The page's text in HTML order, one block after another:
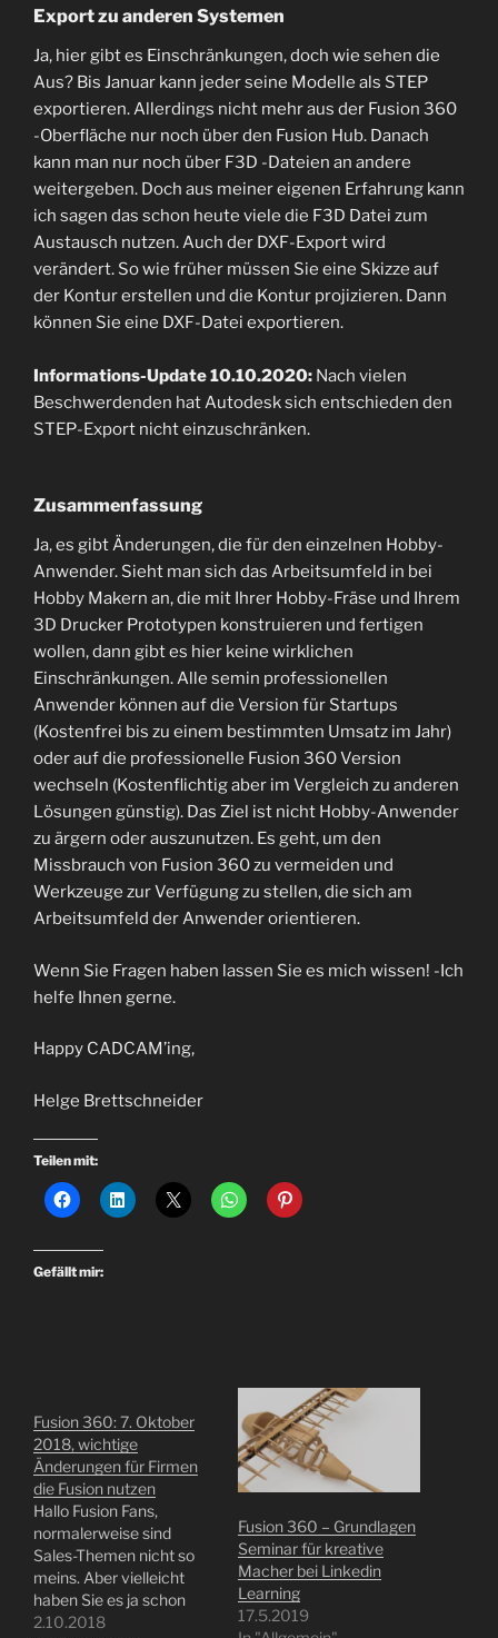
Export zu anderen Systemen
Ja, hier gibt es Einschränkungen, doch wie sehen die
Aus? Bis Januar kann jeder seine Modelle als STEP
exportieren. Allerdings nicht mehr aus der Fusion 360
-Oberfläche nur noch über den Fusion Hub. Danach
kann man nur noch über F3D -Dateien an andere
weitergeben. Doch aus meiner eigenen Erfahrung kann
ich sagen das schon heute viele die F3D Datei zum
Austausch nutzen. Auch der DXF-Export wird
verändert. So wie früher müssen Sie eine Skizze auf
der Kontur erstellen und die Kontur projizieren. Dann
können Sie eine DXF-Datei exportieren.
Informations-Update 10.10.2020: Nach vielen
Beschwerdenden hat Autodesk sich entschieden den
STEP-Export nicht einzuschränken.
Zusammenfassung
Ja, es gibt Änderungen, die für den einzelnen Hobby-
Anwender. Sieht man sich das Arbeitsumfeld in bei
Hobby Makern an, die mit Ihrer Hobby-Fräse und Ihrem
3D Drucker Prototypen konstruieren und fertigen
wollen, dann gibt es hier keine wirklichen
Einschränkungen. Alle semin professionellen
Anwender können auf die Version für Startups
(Kostenfrei bis zu einem bestimmten Umsatz im Jahr)
oder auf die professionelle Fusion 360 Version
wechseln (Kostenflichtig aber im Vergleich zu anderen
Lösungen günstig). Das Ziel ist nicht Hobby-Anwender
zu ärgern oder auszunutzen. Es geht, um den
Missbrauch von Fusion 360 zu vermeiden und
Werkzeuge zur Verfügung zu stellen, die sich am
Arbeitsumfeld der Anwender orientieren.
Wenn Sie Fragen haben lassen Sie es mich wissen! -Ich
helfe Ihnen gerne.
Happy CADCAM’ing,
Helge Brettschneider
Teilen mit:
Gefällt mir:
Fusion 360: 7. Oktober
2018, wichtige
Änderungen für Firmen
die Fusion nutzen
Hallo Fusion Fans,
normalerweise sind
Sales-Themen nicht so
meins. Aber vielleicht
haben Sie es ja schon
gesehen, ab den 7.
2.10.2018
Fusion 360 – Grundlagen
Seminar für kreative
Macher bei Linkedin
Learning
17.5.2019